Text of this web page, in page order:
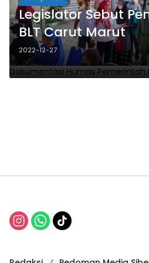
Dokumentasi Humas Pemerintah
Legislator Sebut
BLT Carut Marut
2022-12-27
admin